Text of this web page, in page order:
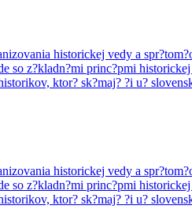
historickej vedy a
so z?kladn?mi princ?pmi
ktor? sk?maj? ?i u?
historickej vedy a
so z?kladn?mi princ?pmi
ktor? sk?maj? ?i u?